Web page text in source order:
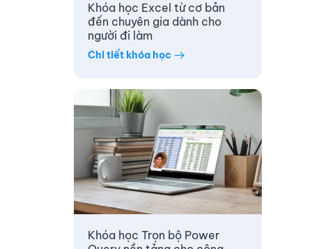
Khóa học Excel từ cơ bản
đến chuyên gia dành cho
người đi làm
Chi tiết khóa học
Khóa học Trọn bộ Power